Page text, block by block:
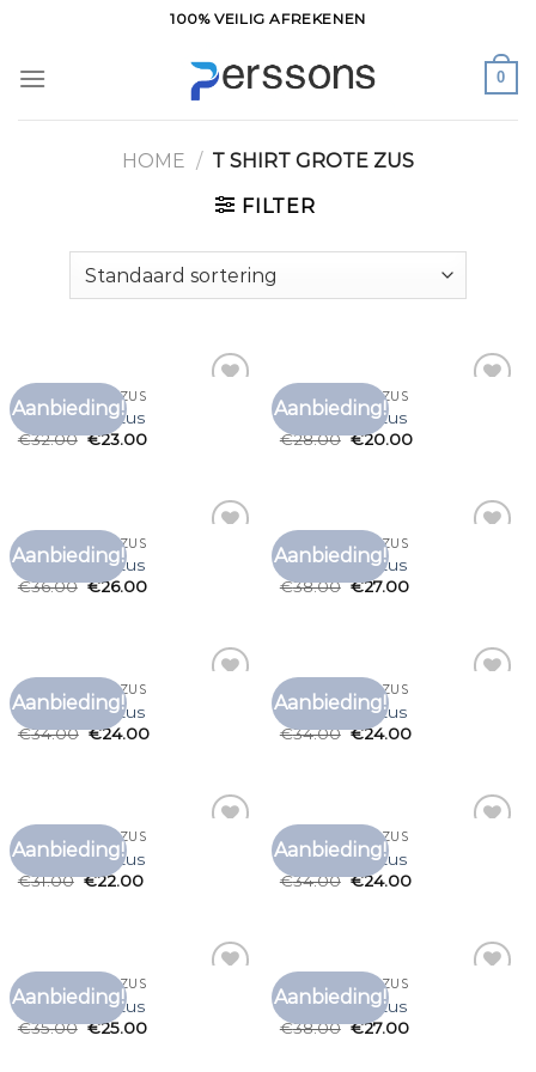
inhoud
100% VEILIG AFREKENEN
0
HOME / T SHIRT GROTE ZUS
FILTER
Aanbieding!
T SHIRT GROTE ZUS
t shirt grote zus
€32.00 €23.00
Aanbieding!
T SHIRT GROTE ZUS
t shirt grote zus
€28.00 €20.00
Aanbieding!
T SHIRT GROTE ZUS
t shirt grote zus
€36.00 €26.00
Aanbieding!
T SHIRT GROTE ZUS
t shirt grote zus
€38.00 €27.00
Aanbieding!
T SHIRT GROTE ZUS
t shirt grote zus
€34.00 €24.00
Aanbieding!
T SHIRT GROTE ZUS
t shirt grote zus
€34.00 €24.00
Aanbieding!
T SHIRT GROTE ZUS
t shirt grote zus
€31.00 €22.00
Aanbieding!
T SHIRT GROTE ZUS
t shirt grote zus
€34.00 €24.00
Aanbieding!
T SHIRT GROTE ZUS
t shirt grote zus
€35.00 €25.00
Aanbieding!
T SHIRT GROTE ZUS
t shirt grote zus
€38.00 €27.00